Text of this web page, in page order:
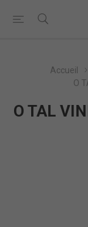
Accueil
O
O TAL